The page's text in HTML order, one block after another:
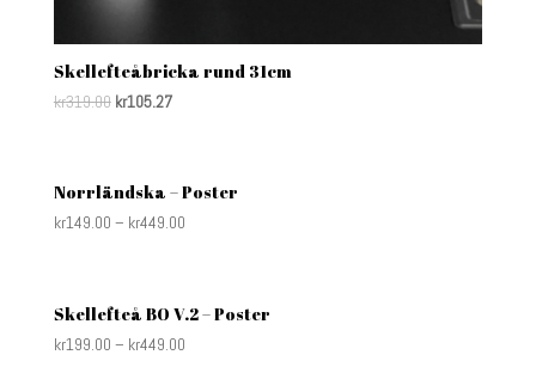
Skellefteåbricka rund 31cm
kr319.00 kr105.27
Norrländska – Poster
kr149.00 – kr449.00
Skellefteå BO V.2 – Poster
kr199.00 – kr449.00